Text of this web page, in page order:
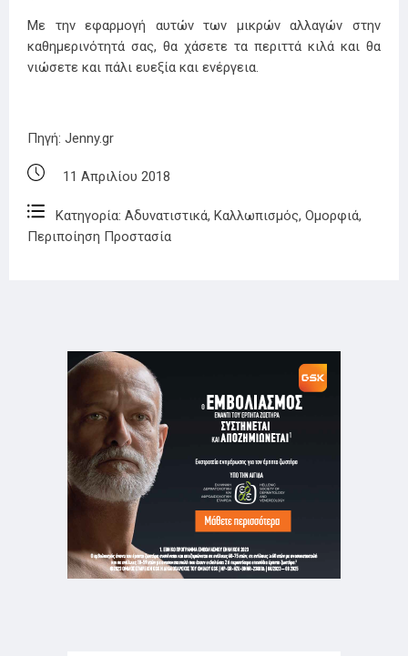
Με την εφαρμογή αυτών των μικρών αλλαγών στην
καθημερινότητά σας, θα χάσετε τα περιττά κιλά και θα
νιώσετε και πάλι ευεξία και ενέργεια.
Πηγή: Jenny.gr
11 Απριλίου 2018
Κατηγορία:Αδυνατιστικά,Καλλωπισμός,Ομορφιά,
Περιποίηση Προστασία